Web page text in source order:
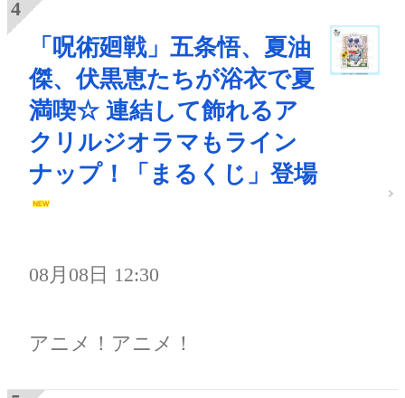
「呪術廻戦」五条悟、夏油
傑、伏黒恵たちが浴衣で夏
満喫☆ 連結して飾れるア
クリルジオラマもライン
ナップ！「まるくじ」登場
08月08日 12:30
アニメ！アニメ！